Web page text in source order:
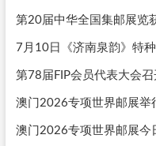
第20届中华全国集邮展览
7月10日《济南泉韵》特
第78届FIP会员代表大会
澳门2026专项世界邮展举
澳门2026专项世界邮展今